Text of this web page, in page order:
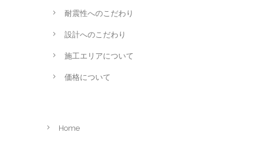
耐震性へのこだわり
設計へのこだわり
施工エリアについて
価格について
Home